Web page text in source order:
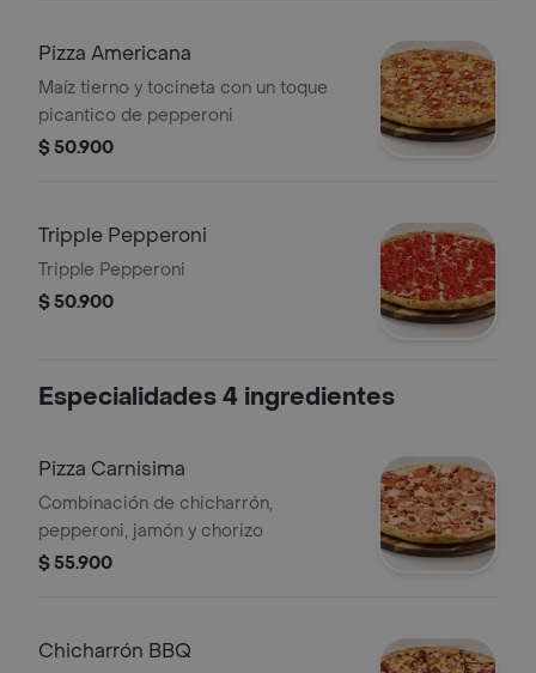
Pizza Americana
Maíz tierno y tocineta con un toque
picantico de pepperoni
$ 50.900
Tripple Pepperoni
Tripple Pepperoni
$ 50.900
Especialidades 4 ingredientes
Pizza Carnisima
Combinación de chicharrón,
pepperoni, jamón y chorizo
$ 55.900
Chicharrón BBQ